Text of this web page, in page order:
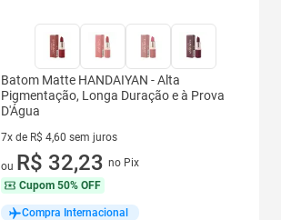
Batom Matte HANDAIYAN - Alta
Pigmentação, Longa Duração e à Prova
D'Água
7x de R$ 4,60 sem juros
7 vez de R$ 4,60 sem juros
ou R$ 32,23 no Pix
Cupom 50% OFF
Compra Internacional